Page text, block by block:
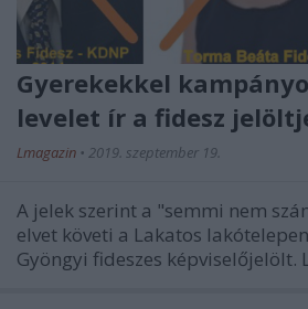
Gyerekekkel
levelet ír a fidesz
Lmagazin • 2019. szeptember 19.
A jelek szerint a "semmi nem
elvet követi a Lakatos
Gyöngyi fideszes képviselőjelölt.